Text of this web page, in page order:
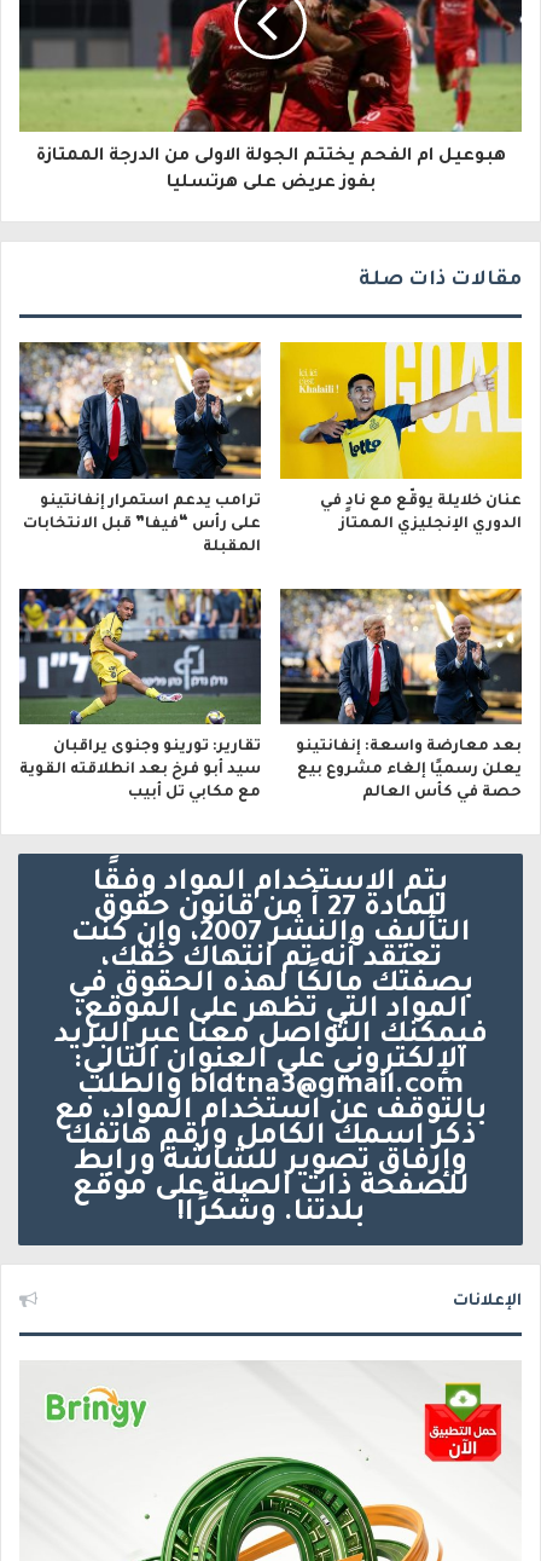
ت
هبوعيل ام الفحم يختتم الجولة الاولى من الدرجة الممتازة
بفوز عريض على هرتسليا
مقالات ذات صلة
عنان خلايلة يوقّع مع نادٍ في
الدوري الإنجليزي الممتاز
ترامب يدعم استمرار إنفانتينو
على رأس “فيفا” قبل الانتخابات
المقبلة
بعد معارضة واسعة: إنفانتينو
يعلن رسميًا إلغاء مشروع بيع
حصة في كأس العالم
تقارير: تورينو وجنوى يراقبان
سيد أبو فرخ بعد انطلاقته القوية
مع مكابي تل أبيب
يتم الاستخدام المواد وفقًا
للمادة 27 أ من قانون حقوق
التأليف والنشر 2007، وإن كنت
تعتقد أنه تم انتهاك حقك،
بصفتك مالكًا لهذه الحقوق في
المواد التي تظهر على الموقع،
فيمكنك التواصل معنا عبر البريد
الإلكتروني على العنوان التالي:
bldtna3@gmail.com والطلب
بالتوقف عن استخدام المواد، مع
ذكر اسمك الكامل ورقم هاتفك
وإرفاق تصوير للشاشة ورابط
للصفحة ذات الصلة على موقع
بلدتنا. وشكرًا!
الإعلانات